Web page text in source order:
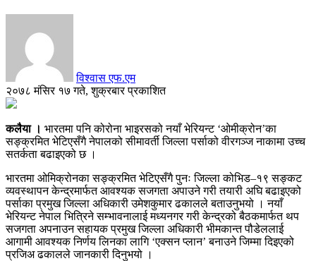
विश्वास एफ.एम
२०७८ मंसिर १७ गते, शुक्रबार प्रकाशित
कलैया । भारतमा पनि कोरोना भाइरसको नयाँ भेरियन्ट ‘ओमीक्रोन’का
सङ्क्रमित भेटिएसँगै नेपालको सीमावर्ती जिल्ला पर्साको वीरगञ्ज नाकामा उच्च
सतर्कता बढाइएको छ ।
भारतमा ओमिक्रोनका सङ्क्रमित भेटिएसँगै पुनः जिल्ला कोभिड–१९ सङ्कट
व्यवस्थापन केन्द्रमार्फत आवश्यक सजगता अपाउने गरी तयारी अघि बढाइएको
पर्साका प्रमुख जिल्ला अधिकारी उमेशकुमार ढकालले बताउनुभयो । नयाँ
भेरियन्ट नेपाल भित्रिने सम्भावनालाई मध्यनगर गरी केन्द्रको बैठकमार्फत थप
सजगता अपनाउन सहायक प्रमुख जिल्ला अधिकारी भीमकान्त पौडेललाई
आगामी आवश्यक निर्णय लिनका लागि ‘एक्सन प्लान’ बनाउने जिम्मा दिइएको
प्रजिअ ढकालले जानकारी दिनुभयो ।